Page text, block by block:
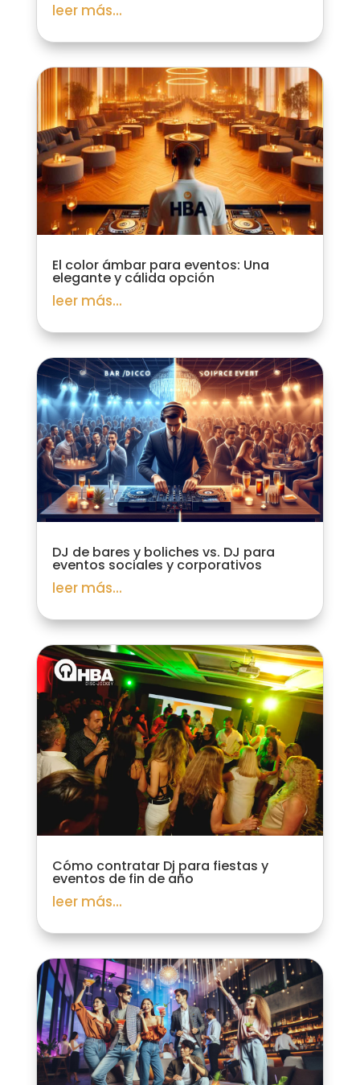
leer más...
El color ámbar para eventos: Una
elegante y cálida opción
leer más...
DJ de bares y boliches vs. DJ para
eventos sociales y corporativos
leer más...
Cómo contratar Dj para fiestas y
eventos de fin de año
leer más...